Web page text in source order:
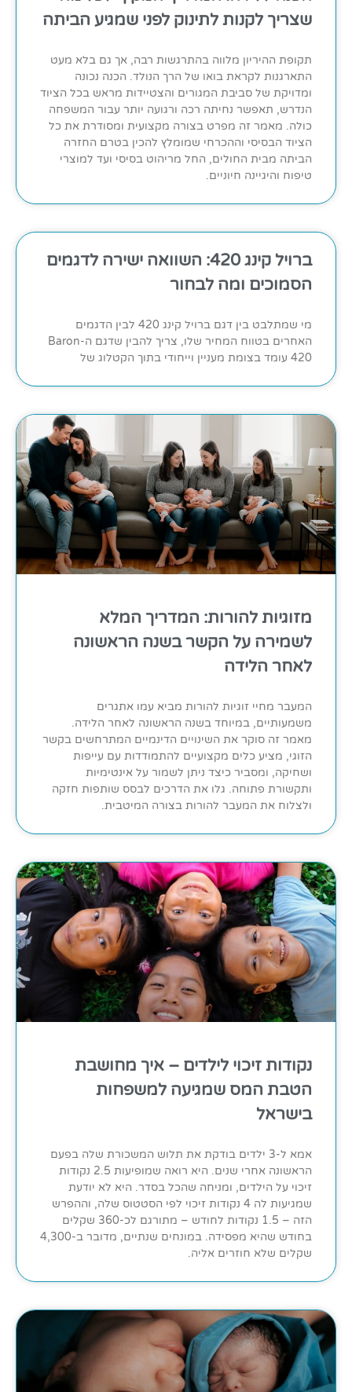
שצריך לקנות לתינוק לפני שמגיע הביתה
תקופת ההיריון מלווה בהתרגשות רבה, אך גם בלא מעט
התארגנות לקראת בואו של הרך הנולד. הכנה נכונה
ומדויקת של סביבת המגורים והצטיידות מראש בכל הציוד
הנדרש, תאפשר נחיתה רכה ורגועה יותר עבור המשפחה
כולה. מאמר זה מפרט בצורה מקצועית ומסודרת את כל
הציוד הבסיסי וההכרחי שמומלץ להכין בטרם החזרה
הביתה מבית החולים, החל מריהוט בסיסי ועד למוצרי
טיפוח והיגיינה חיוניים.
ברויל קינג 420: השוואה ישירה לדגמים
הסמוכים ומה לבחור
מי שמתלבט בין דגם ברויל קינג 420 לבין הדגמים
האחרים בטווח המחיר שלו, צריך להבין שדגם ה-Baron
420 עומד בצומת מעניין וייחודי בתוך הקטלוג של
מזוגיות להורות: המדריך המלא
לשמירה על הקשר בשנה הראשונה
לאחר הלידה
המעבר מחיי זוגיות להורות מביא עמו אתגרים
משמעותיים, במיוחד בשנה הראשונה לאחר הלידה.
מאמר זה סוקר את השינויים הדינמיים המתרחשים בקשר
הזוגי, מציע כלים מקצועיים להתמודדות עם עייפות
ושחיקה, ומסביר כיצד ניתן לשמור על אינטימיות
ותקשורת פתוחה. גלו את הדרכים לבסס שותפות חזקה
ולצלוח את המעבר להורות בצורה המיטבית.
נקודות זיכוי לילדים – איך מחושבת
הטבת המס שמגיעה למשפחות
בישראל
אמא ל-3 ילדים בודקת את תלוש המשכורת שלה בפעם
הראשונה אחרי שנים. היא רואה שמופיעות 2.5 נקודות
זיכוי על הילדים, ומניחה שהכל בסדר. היא לא יודעת
שמגיעות לה 4 נקודות זיכוי לפי הסטטוס שלה, וההפרש
הזה – 1.5 נקודות לחודש – מתורגם לכ-360 שקלים
בחודש שהיא מפסידה. במונחים שנתיים, מדובר ב-4,300
שקלים שלא חוזרים אליה.